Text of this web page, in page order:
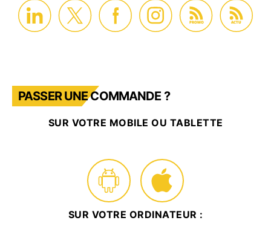
PROMO ACTU
PASSER UNE COMMANDE ?
SUR VOTRE MOBILE OU TABLETTE
SUR VOTRE ORDINATEUR :